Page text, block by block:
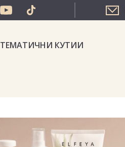
ТЕМАТИЧНИ КУТИИ